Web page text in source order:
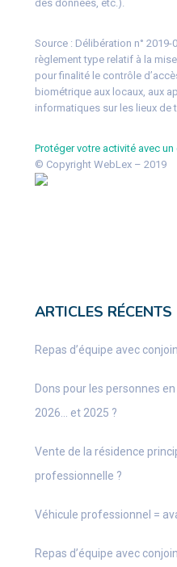
des données, etc.).
Source : Délibération n°
règlement type relatif à la
pour finalité le contrôle
biométrique aux locaux, aux
informatiques sur les lieux de
Protéger votre activité avec
© Copyright WebLex – 2019
ARTICLES RÉCENTS
Repas d’équipe avec
Dons pour les personnes
2026… et 2025 ?
Vente de la résidence
professionnelle ?
Véhicule professionnel =
Repas d’équipe avec